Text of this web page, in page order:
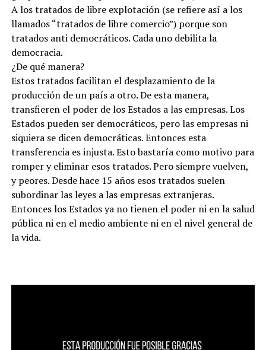
A los tratados de libre explotación (se refiere así a los
llamados “tratados de libre comercio”) porque son
tratados anti democráticos. Cada uno debilita la
democracia.
¿De qué manera?
Estos tratados facilitan el desplazamiento de la
producción de un país a otro. De esta manera,
transfieren el poder de los Estados a las empresas. Los
Estados pueden ser democráticos, pero las empresas ni
siquiera se dicen democráticas. Entonces esta
transferencia es injusta. Esto bastaría como motivo para
romper y eliminar esos tratados. Pero siempre vuelven,
y peores. Desde hace 15 años esos tratados suelen
subordinar las leyes a las empresas extranjeras.
Entonces los Estados ya no tienen el poder ni en la salud
pública ni en el medio ambiente ni en el nivel general de
la vida.